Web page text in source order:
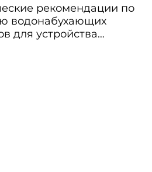
рекомендации по
водонабухающих
для устройства